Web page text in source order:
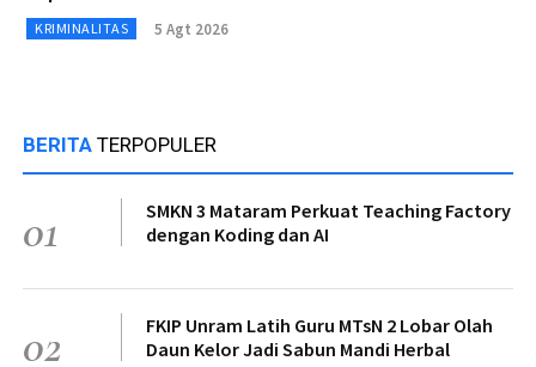
KRIMINALITAS 5 Agt 2026
BERITA TERPOPULER
01
SMKN 3 Mataram Perkuat Teaching Factory
dengan Koding dan AI
02
FKIP Unram Latih Guru MTsN 2 Lobar Olah
Daun Kelor Jadi Sabun Mandi Herbal